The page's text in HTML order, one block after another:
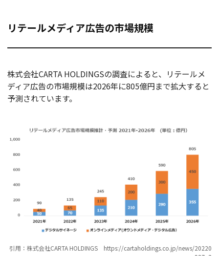
リテールメディア広告の市場規模
株式会社CARTA HOLDINGSの調査によると、リテールメ
ディア広告の市場規模は2026年に805億円まで拡大すると
予測されています。
引用：株式会社CARTA HOLDINGS https://cartaholdings.co.jp/news/20220